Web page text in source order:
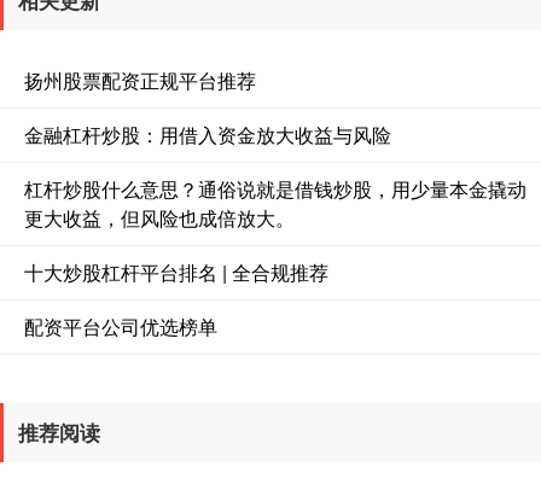
扬州股票配资正规平台推荐
金融杠杆炒股：用借入资金放大收益与风险
杠杆炒股什么意思？通俗说就是借钱炒股，用少量本金撬动
更大收益，但风险也成倍放大。
十大炒股杠杆平台排名 | 全合规推荐
配资平台公司优选榜单
推荐阅读